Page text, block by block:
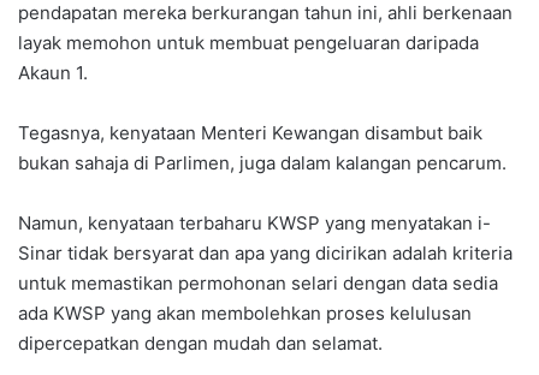
pendapatan mereka berkurangan tahun ini, ahli berkenaan
layak memohon untuk membuat pengeluaran daripada
Akaun 1.
Tegasnya, kenyataan Menteri Kewangan disambut baik
bukan sahaja di Parlimen, juga dalam kalangan pencarum.
Namun, kenyataan terbaharu KWSP yang menyatakan i-
Sinar tidak bersyarat dan apa yang dicirikan adalah kriteria
untuk memastikan permohonan selari dengan data sedia
ada KWSP yang akan membolehkan proses kelulusan
dipercepatkan dengan mudah dan selamat.